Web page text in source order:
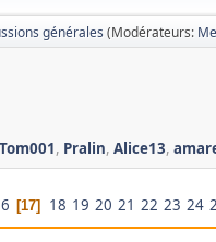
générales (Modérateurs:
Tom001, Pralin, Alice13,
17 18 19 20 21 22 23 24